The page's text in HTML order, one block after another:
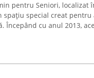
pentru Seniori, localizat
spațiu special creat
Începând cu anul 2013,